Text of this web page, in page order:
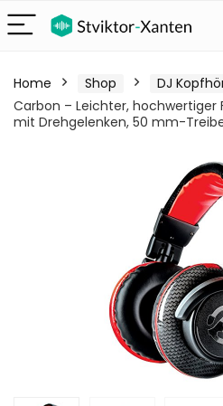
Home Shop DJ
Carbon – Leichter, hochwertiger
mit Drehgelenken, 50 mm-